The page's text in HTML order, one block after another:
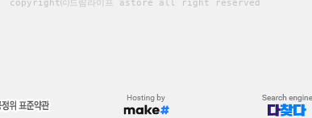
copyright⒞드림라이프 astore all right reserved